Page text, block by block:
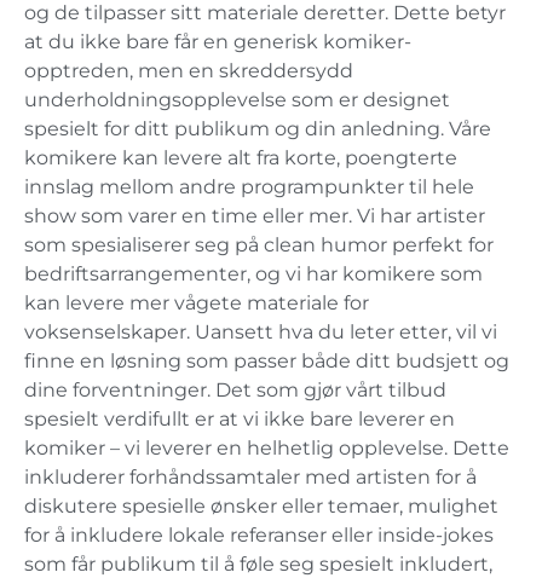
og de tilpasser sitt materiale deretter. Dette betyr
at du ikke bare får en generisk komiker-
opptreden, men en skreddersydd
underholdningsopplevelse som er designet
spesielt for ditt publikum og din anledning. Våre
komikere kan levere alt fra korte, poengterte
innslag mellom andre programpunkter til hele
show som varer en time eller mer. Vi har artister
som spesialiserer seg på clean humor perfekt for
bedriftsarrangementer, og vi har komikere som
kan levere mer vågete materiale for
voksenselskaper. Uansett hva du leter etter, vil vi
finne en løsning som passer både ditt budsjett og
dine forventninger. Det som gjør vårt tilbud
spesielt verdifullt er at vi ikke bare leverer en
komiker – vi leverer en helhetlig opplevelse. Dette
inkluderer forhåndssamtaler med artisten for å
diskutere spesielle ønsker eller temaer, mulighet
for å inkludere lokale referanser eller inside-jokes
som får publikum til å føle seg spesielt inkludert,